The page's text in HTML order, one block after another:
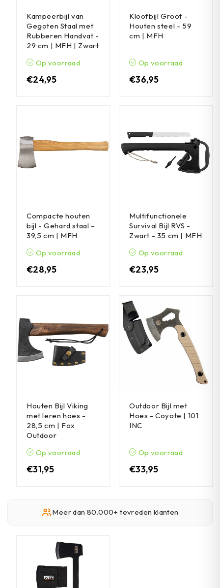
Kampeerbijl van
Gegoten Staal met
Rubberen Handvat -
29 cm | MFH | Zwart
Op voorraad
€24,95
Kloofbijl Groot -
Houten steel - 59
cm | MFH
Op voorraad
€36,95
Compacte houten
bijl - Gehard staal -
39,5 cm | MFH
Op voorraad
€28,95
Multifunctionele
Survival Bijl RVS -
Zwart - 35 cm | MFH
Op voorraad
€23,95
Houten Bijl Viking
met leren hoes -
28,5 cm | Fox
Outdoor
Op voorraad
€31,95
Outdoor Bijl met
Hoes - Coyote | 101
INC
Op voorraad
€33,95
Meer dan 80.000+ tevreden klanten